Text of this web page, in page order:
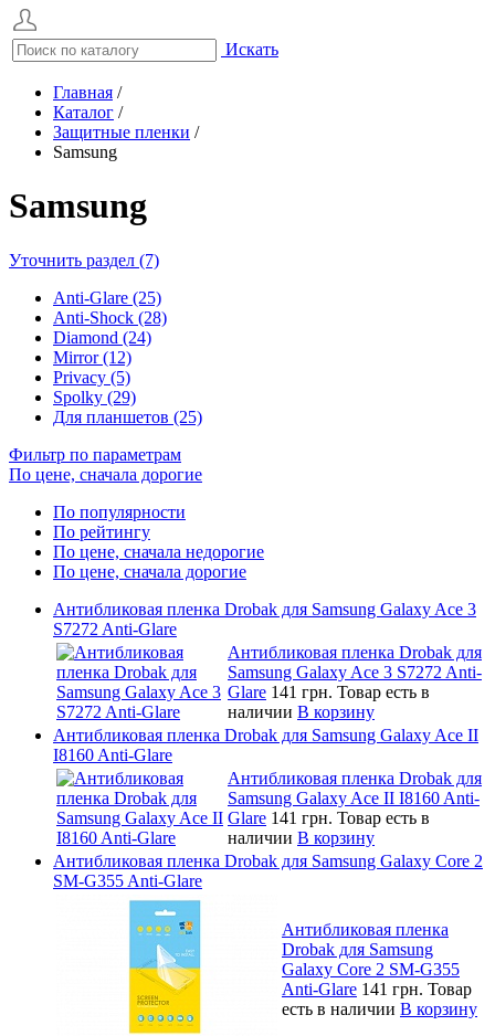
Искать
Главная /
Каталог /
Защитные пленки /
Samsung
Samsung
Уточнить раздел (7)
Anti-Glare (25)
Anti-Shock (28)
Diamond (24)
Mirror (12)
Privacy (5)
Spolky (29)
Для планшетов (25)
Фильтр по параметрам
По цене, сначала дорогие
По популярности
По рейтингу
По цене, сначала недорогие
По цене, сначала дорогие
Антибликовая пленка Drobak для Samsung Galaxy Ace 3
S7272 Anti-Glare
Антибликовая пленка Drobak для
Samsung Galaxy Ace 3 S7272 Anti-
Glare 141 грн. Товар есть в
наличии В корзину
Антибликовая пленка Drobak для Samsung Galaxy Ace II
I8160 Anti-Glare
Антибликовая пленка Drobak для
Samsung Galaxy Ace II I8160 Anti-
Glare 141 грн. Товар есть в
наличии В корзину
Антибликовая пленка Drobak для Samsung Galaxy Core 2
SM-G355 Anti-Glare
Антибликовая пленка
Drobak для Samsung
Galaxy Core 2 SM-G355
Anti-Glare 141 грн. Товар
есть в наличии В корзину